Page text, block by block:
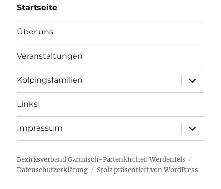
Startseite
Über uns
Veranstaltungen
Kolpingsfamilien
öffnen
Links
Impressum
öffnen
Bezirksverband Garmisch-Partenkirchen Werdenfels
Datenschutzerklärung
Stolz präsentiert von WordPress